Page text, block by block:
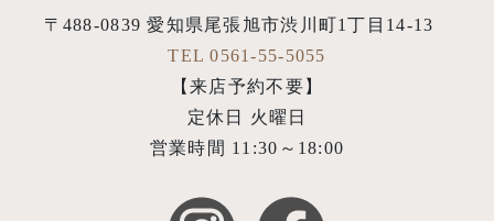
〒488-0839 愛知県尾張旭市渋川町1丁目14-13
TEL 0561-55-5055
【来店予約不要】
定休日 火曜日
営業時間 11:30～18:00